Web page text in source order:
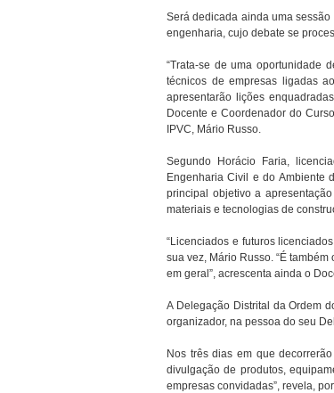
Será dedicada ainda uma
engenharia, cujo debate se
“Trata-se de uma oportunidade
técnicos de empresas ligadas
apresentarão lições
Docente e Coordenador do
IPVC, Mário Russo.
Segundo Horácio Faria,
Engenharia Civil e do Ambiente
principal objetivo a
materiais e tecnologias de
“Licenciados e futuros
sua vez, Mário Russo. “É
em geral”, acrescenta ainda o
A Delegação Distrital da Ordem
organizador, na pessoa do seu
Nos três dias em que
divulgação de produtos,
empresas convidadas”, revela,